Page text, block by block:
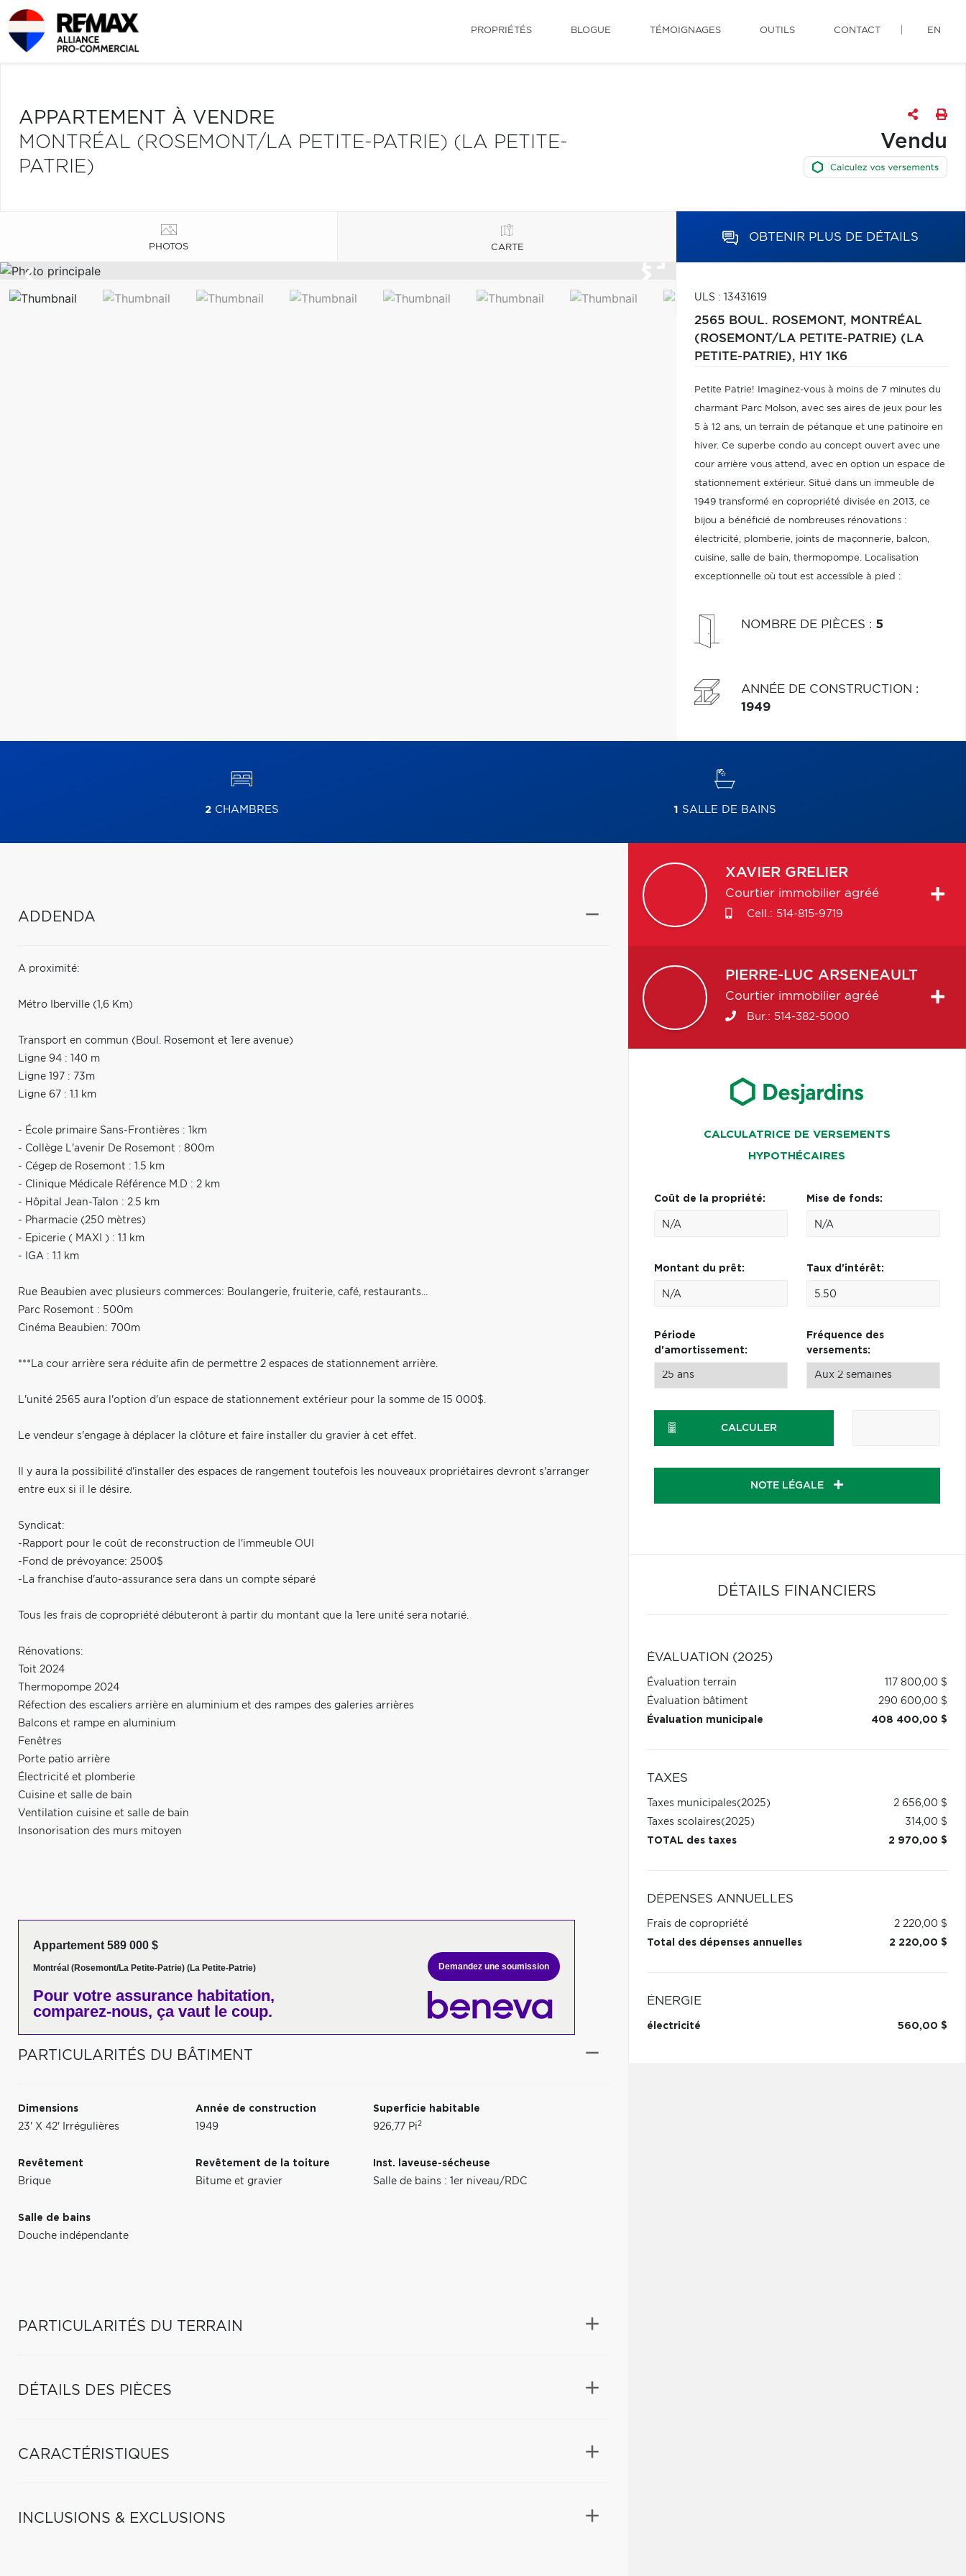
PROPRIÉTÉS BLOGUE TÉMOIGNAGES OUTILS CONTACT EN
APPARTEMENT À VENDRE
MONTRÉAL (ROSEMONT/LA PETITE-PATRIE) (LA PETITE-
PATRIE)
Vendu
PHOTOS CARTE
OBTENIR PLUS DE DÉTAILS
ULS : 13431619
2565 BOUL. ROSEMONT, MONTRÉAL
(ROSEMONT/LA PETITE-PATRIE) (LA
PETITE-PATRIE), H1Y 1K6
Petite Patrie! Imaginez-vous à moins de 7 minutes du
charmant Parc Molson, avec ses aires de jeux pour les
5 à 12 ans, un terrain de pétanque et une patinoire en
hiver. Ce superbe condo au concept ouvert avec une
cour arrière vous attend, avec en option un espace de
stationnement extérieur. Situé dans un immeuble de
1949 transformé en copropriété divisée en 2013, ce
bijou a bénéficié de nombreuses rénovations :
électricité, plomberie, joints de maçonnerie, balcon,
cuisine, salle de bain, thermopompe. Localisation
exceptionnelle où tout est accessible à pied :
au coin et métro Iberville(1,6km)
NOMBRE DE PIÈCES : 5
ANNÉE DE CONSTRUCTION :
1949
2CHAMBRES 1 SALLE DE BAINS
ADDENDA
A proximité:
Métro Iberville (1,6 Km)
Transport en commun (Boul. Rosemont et 1ere avenue)
Ligne 94 : 140 m
Ligne 197 : 73m
Ligne 67 : 1.1 km
- École primaire Sans-Frontières : 1km
- Collège L'avenir De Rosemont : 800m
- Cégep de Rosemont : 1.5 km
- Clinique Médicale Référence M.D : 2 km
- Hôpital Jean-Talon : 2.5 km
- Pharmacie (250 mètres)
- Epicerie ( MAXI ) : 1.1 km
- IGA : 1.1 km
Rue Beaubien avec plusieurs commerces: Boulangerie, fruiterie, café, restaurants...
Parc Rosemont : 500m
Cinéma Beaubien: 700m
***La cour arrière sera réduite afin de permettre 2 espaces de stationnement arrière.
L'unité 2565 aura l'option d'un espace de stationnement extérieur pour la somme de 15 000$.
Le vendeur s'engage à déplacer la clôture et faire installer du gravier à cet effet.
Il y aura la possibilité d'installer des espaces de rangement toutefois les nouveaux propriétaires devront s'arranger
entre eux si il le désire.
Syndicat:
-Rapport pour le coût de reconstruction de l'immeuble OUI
-Fond de prévoyance: 2500$
-La franchise d'auto-assurance sera dans un compte séparé
Tous les frais de copropriété débuteront à partir du montant que la 1ere unité sera notarié.
Rénovations:
Toit 2024
Thermopompe 2024
Réfection des escaliers arrière en aluminium et des rampes des galeries arrières
Balcons et rampe en aluminium
Fenêtres
Porte patio arrière
Électricité et plomberie
Cuisine et salle de bain
Ventilation cuisine et salle de bain
Insonorisation des murs mitoyen
Appartement 589 000 $
Montréal (Rosemont/La Petite-Patrie) (La Petite-Patrie)
Pour votre assurance habitation,
comparez-nous, ça vaut le coup.
Demandez une soumission
PARTICULARITÉS DU BÂTIMENT
Dimensions
23' X 42' Irrégulières
Année de construction
1949
Superficie habitable
926,77 Pi2
Revêtement
Brique
Revêtement de la toiture
Bitume et gravier
Inst. laveuse-sécheuse
Salle de bains : 1er niveau/RDC
Salle de bains
Douche indépendante
PARTICULARITÉS DU TERRAIN
DÉTAILS DES PIÈCES
CARACTÉRISTIQUES
INCLUSIONS & EXCLUSIONS
XAVIER GRELIER
Courtier immobilier agréé
Cell.: 514-815-9719
PIERRE-LUC ARSENEAULT
Courtier immobilier agréé
Bur.: 514-382-5000
CALCULATRICE DE VERSEMENTS
HYPOTHÉCAIRES
Coût de la propriété: Mise de fonds:
Montant du prêt: Taux d'intérêt:
Période
d'amortissement:
Fréquence des
versements:
CALCULER
NOTE LÉGALE
DÉTAILS FINANCIERS
ÉVALUATION (2025)
Évaluation terrain
117 800,00 $
Évaluation bâtiment
290 600,00 $
Évaluation municipale
408 400,00 $
TAXES
Taxes municipales(2025)
2 656,00 $
Taxes scolaires(2025)
314,00 $
TOTAL des taxes
2 970,00 $
DÉPENSES ANNUELLES
Frais de copropriété
2 220,00 $
Total des dépenses annuelles
2 220,00 $
ÉNERGIE
électricité 560,00 $